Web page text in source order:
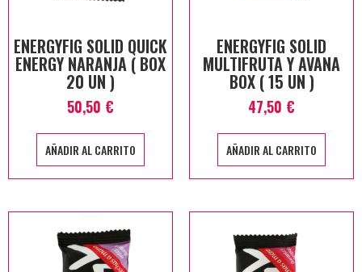
ENERGYFIG SOLID QUICK
ENERGY NARANJA ( BOX
20 UN )
50,50 €
AÑADIR AL CARRITO
ENERGYFIG SOLID
MULTIFRUTA Y AVANA
BOX ( 15 UN )
47,50 €
AÑADIR AL CARRITO